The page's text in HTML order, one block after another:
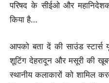
परिषद के सीईओ और
किया है…
आपको बता दें की साउंड
शूटिंग देहरादून और मसूरी की
स्थानीय कलाकारों को शामिल